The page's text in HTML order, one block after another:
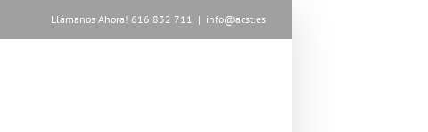
Llámanos Ahora! 616 832 711 | info@acst.es